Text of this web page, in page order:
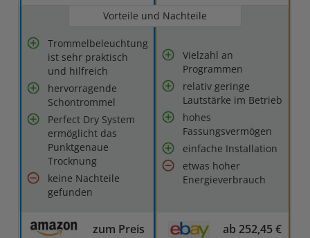
Vorteile und Nachteile
Trommelbeleuchtung
ist sehr praktisch
und hilfreich
hervorragende
Schontrommel
Perfect Dry System
ermöglicht das
Punktgenaue
Trocknung
keine Nachteile
gefunden
Vielzahl an
Programmen
relativ geringe
Lautstärke im Betrieb
hohes
Fassungsvermögen
einfache Installation
etwas hoher
Energieverbrauch
zum Preis ab 252,45 €